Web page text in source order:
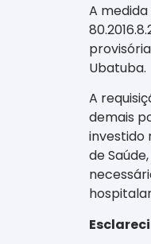
A
Ubatuba.
A
demais
investido
de